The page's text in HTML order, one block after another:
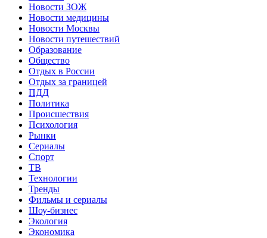
Новости ЗОЖ
Новости медицины
Новости Москвы
Новости путешествий
Образование
Общество
Отдых в России
Отдых за границей
ПДД
Политика
Происшествия
Психология
Рынки
Сериалы
Спорт
ТВ
Технологии
Тренды
Фильмы и сериалы
Шоу-бизнес
Экология
Экономика